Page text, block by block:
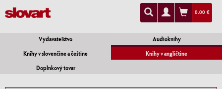
0.00 €
Vydavateľstvo
Audioknihy
Knihy v slovenčine a češtine
Knihy v angličtine
Doplnkový tovar